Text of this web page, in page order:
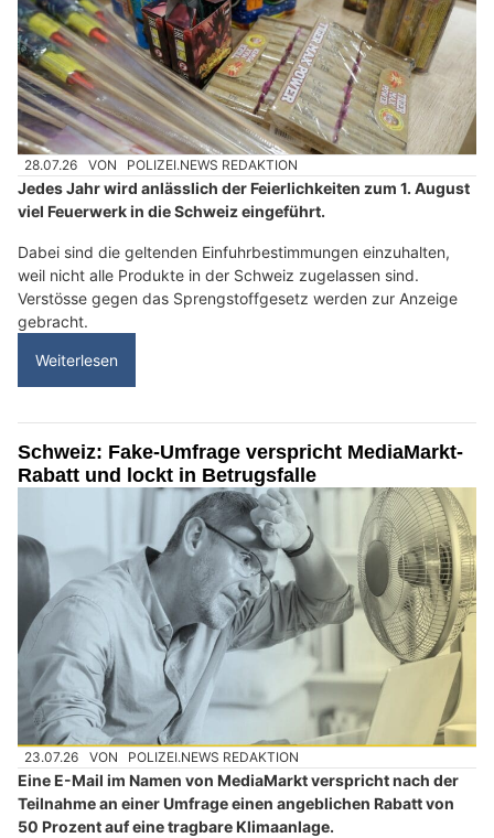
28.07.26 VON POLIZEI.NEWS REDAKTION
Jedes Jahr wird anlässlich der Feierlichkeiten zum 1. August
viel Feuerwerk in die Schweiz eingeführt.
Dabei sind die geltenden Einfuhrbestimmungen einzuhalten,
weil nicht alle Produkte in der Schweiz zugelassen sind.
Verstösse gegen das Sprengstoffgesetz werden zur Anzeige
gebracht.
Weiterlesen
Schweiz: Fake-Umfrage verspricht MediaMarkt-
Rabatt und lockt in Betrugsfalle
23.07.26 VON POLIZEI.NEWS REDAKTION
Eine E-Mail im Namen von MediaMarkt verspricht nach der
Teilnahme an einer Umfrage einen angeblichen Rabatt von
50 Prozent auf eine tragbare Klimaanlage.